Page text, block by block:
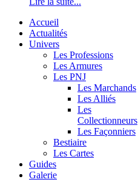
Accueil
Actualités
Univers
Les Professions
Les Armures
Les PNJ
Les Marchands
Les Alliés
Les
Collectionneurs
Les Façonniers
Bestiaire
Les Cartes
Guides
Galerie